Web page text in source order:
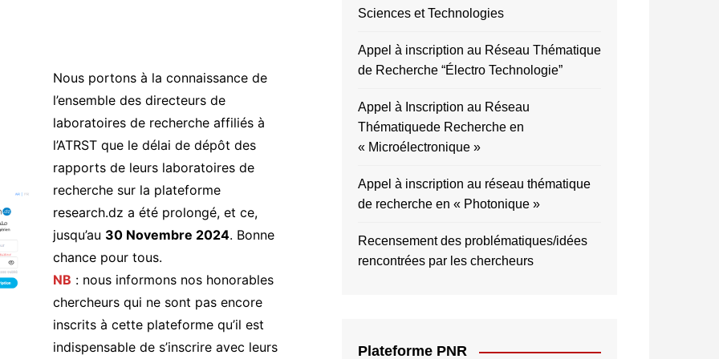
Nous portons à la connaissance de
l’ensemble des directeurs de
laboratoires de recherche affiliés à
l’ATRST que le délai de dépôt des
rapports de leurs laboratoires de
recherche sur la plateforme
research.dz a été prolongé, et ce,
jusqu’au 30 Novembre 2024. Bonne
chance pour tous.
NB : nous informons nos honorables
chercheurs qui ne sont pas encore
inscrits à cette plateforme qu’il est
indispensable de s’inscrire avec leurs
Sciences et Technologies
Appel à inscription au Réseau Thématique
de Recherche “Électro Technologie”
Appel à Inscription au Réseau
Thématiquede Recherche en
« Microélectronique »
Appel à inscription au réseau thématique
de recherche en « Photonique »
Recensement des problématiques/idées
rencontrées par les chercheurs
Plateforme PNR